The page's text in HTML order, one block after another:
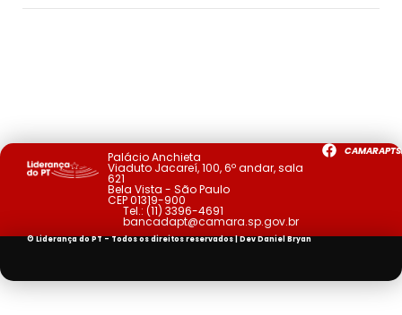
Palácio Anchieta
Viaduto Jacareí, 100, 6º andar, sala
621
Bela Vista - São Paulo
CEP 01319-900
Tel.: (11) 3396-4691
bancadapt@camara.sp.gov.br
© Liderança do PT - Todos os direitos reservados | DevDaniel Bryan